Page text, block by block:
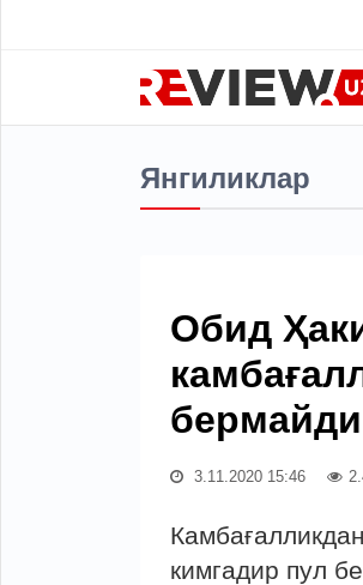
Янгиликлар
Обид
бермайди
3.11.2020 15:46
кимгадир пул